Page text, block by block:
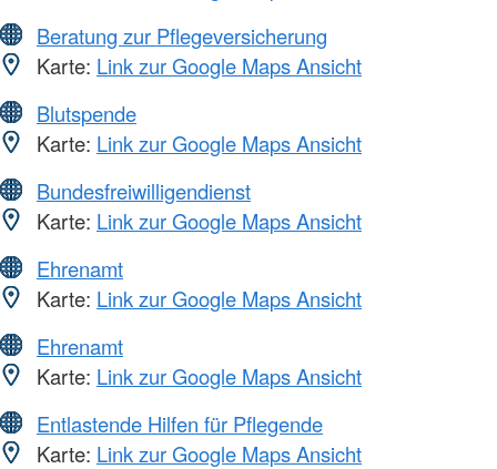
Beratung zur Pflegeversicherung
Karte: Link zur Google Maps Ansicht
Blutspende
Karte: Link zur Google Maps Ansicht
Bundesfreiwilligendienst
Karte: Link zur Google Maps Ansicht
Ehrenamt
Karte: Link zur Google Maps Ansicht
Ehrenamt
Karte: Link zur Google Maps Ansicht
Entlastende Hilfen für Pflegende
Karte: Link zur Google Maps Ansicht